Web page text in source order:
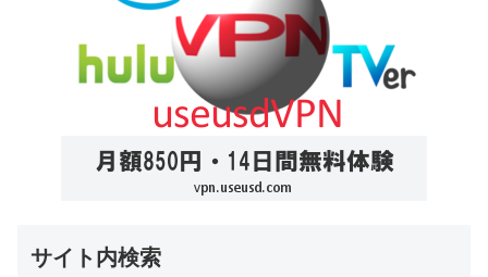
サイト内検索